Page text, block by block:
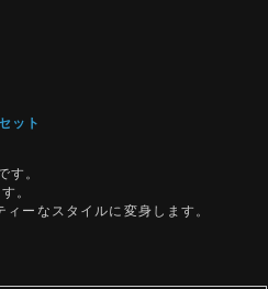
ット
す。
。
ーなスタイルに変身します。